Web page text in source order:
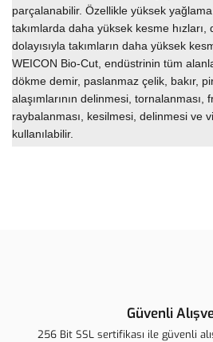
parçalanabilir. Özellikle yüksek
takımlarda daha yüksek kesme
dolayısıyla takımların daha yüksek
WEICON Bio-Cut, endüstrinin tüm
dökme demir, paslanmaz çelik, bakır,
alaşımlarının delinmesi, tornalanması,
raybalanması, kesilmesi, delinmesi ve
kullanılabilir.
Ürün açıklamasında eksik bilgiler
Güvenli
256 Bit SSL sertifikası ile güvenli